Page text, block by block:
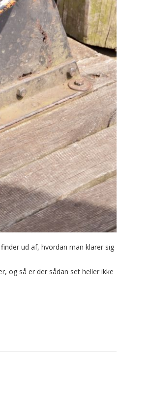
ud af, hvordan man klarer sig
og så er der sådan set heller ikke